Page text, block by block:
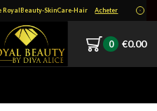
RoyalBeauty-SkinCare-Hair Acheter
0 €0.00